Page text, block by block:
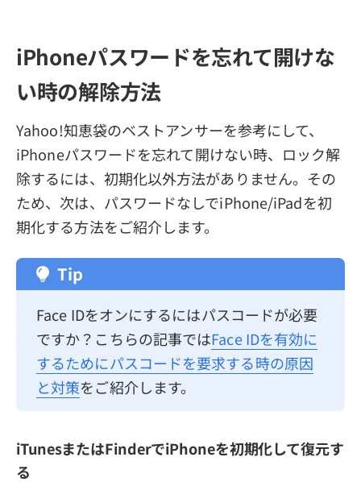
iPhoneパスワードを忘れて開けな
い時の解除方法
Yahoo!知恵袋のベストアンサーを参考にして、
iPhoneパスワードを忘れて開けない時、ロック解
除するには、初期化以外方法がありません。その
ため、次は、パスワードなしでiPhone/iPadを初
期化する方法をご紹介します。
Tip
Face IDをオンにするにはパスコードが必要
ですか？こちらの記事ではFace IDを有効に
するためにパスコードを要求する時の原因
と対策をご紹介します。
iTunesまたはFinderでiPhoneを初期化して復元す
る